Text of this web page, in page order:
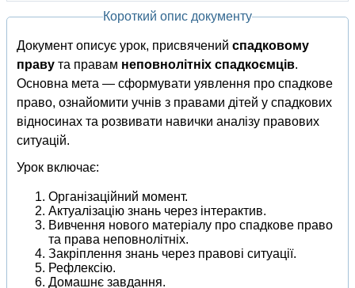
Короткий опис документу
Документ описує урок, присвячений спадковому
праву та правам неповнолітніх спадкоємців.
Основна мета — сформувати уявлення про спадкове
право, ознайомити учнів з правами дітей у спадкових
відносинах та розвивати навички аналізу правових
ситуацій.
Урок включає:
Організаційний момент.
Актуалізацію знань через інтерактив.
Вивчення нового матеріалу про спадкове право
та права неповнолітніх.
Закріплення знань через правові ситуації.
Рефлексію.
Домашнє завдання.